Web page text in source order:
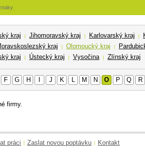
kraj | Jihomoravský kraj | Karlovarský kraj |
kraj | Olomoucký kraj |
kraj | Ústecký kraj | Vysočina | Zlínský kraj
F G H J K L M N O P Q R
firmy.
práci | Zaslat novou poptávku | Kontakt